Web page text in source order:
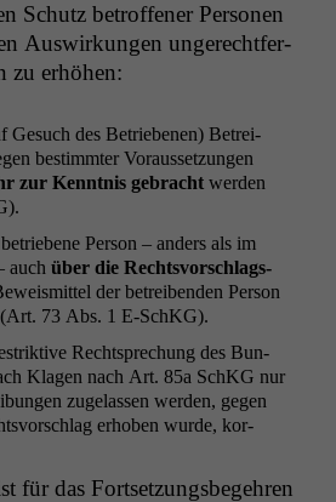
Schutz betrof­fen­er Per­so­n­en
Auswirkun­gen ungerecht­fer­
zu erhöhen:
Gesuch des Betriebe­nen) Betrei­
bes­timmter Voraus­set­zun­gen
zur Ken­nt­nis gebracht wer­den
Per­son – anders als im
auch über die Rechtsvorschlags­
der betreiben­den Per­son
73 Abs. 1 E‑SchKG).
Recht­sprechung des Bun­
Kla­gen nach Art. 85a SchKG nur
zuge­lassen wer­den, gegen
erhoben wurde, kor­
für das Fort­set­zungs­begehren